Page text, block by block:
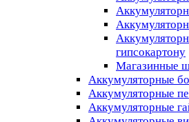
гипсокартону
Магазинные
Аккумуляторные
Аккумуляторные
Аккумуляторные